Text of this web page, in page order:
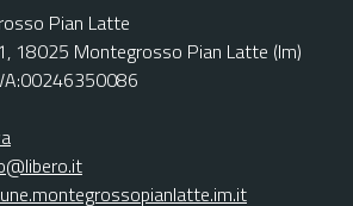
Pian Latte
18025 Montegrosso Pian Latte (Im)